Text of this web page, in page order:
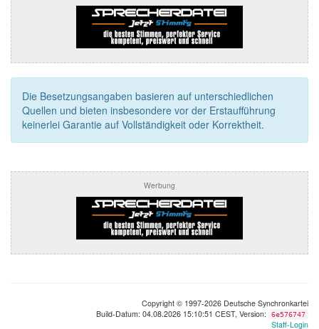
Die Besetzungsangaben basieren auf unterschiedlichen
Quellen und bieten insbesondere vor der Erstaufführung
keinerlei Garantie auf Vollständigkeit oder Korrektheit.
Werbung
Copyright © 1997-2026 Deutsche Synchronkartei
Build-Datum: 04.08.2026 15:10:51 CEST, Version:
6e576747
Staff-Login